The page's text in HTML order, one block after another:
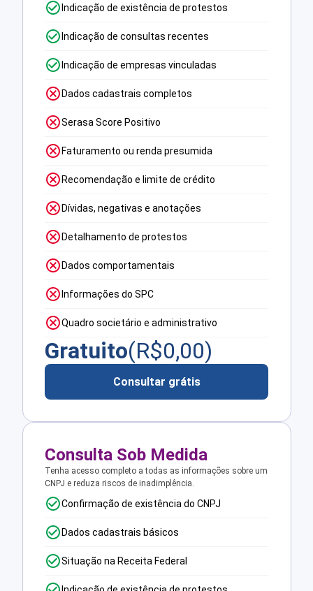
Indicação de existência de protestos
Indicação de consultas recentes
Indicação de empresas vinculadas
Dados cadastrais completos
Serasa Score Positivo
Faturamento ou renda presumida
Recomendação e limite de crédito
Dívidas, negativas e anotações
Detalhamento de protestos
Dados comportamentais
Informações do SPC
Quadro societário e administrativo
Gratuito(R$0,00)
Consultar grátis
Consulta Sob Medida
Tenha acesso completo a todas as informações sobre um
CNPJ e reduza riscos de inadimplência.
Confirmação de existência do CNPJ
Dados cadastrais básicos
Situação na Receita Federal